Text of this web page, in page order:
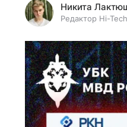
Никита
Редактор Hi-